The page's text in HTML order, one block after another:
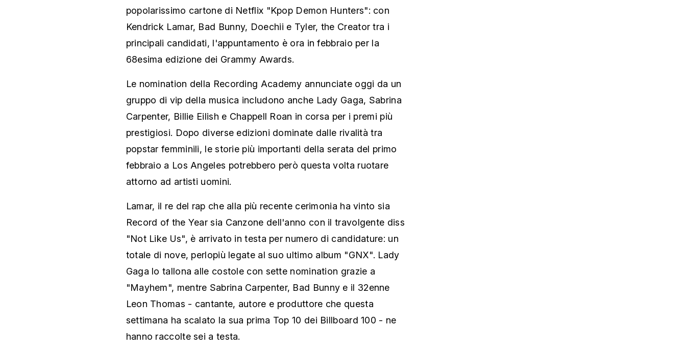
popolarissimo cartone di Netflix "Kpop Demon Hunters": con
Kendrick Lamar, Bad Bunny, Doechii e Tyler, the Creator tra i
principali candidati, l'appuntamento è ora in febbraio per la
68esima edizione dei Grammy Awards.
Le nomination della Recording Academy annunciate oggi da un
gruppo di vip della musica includono anche Lady Gaga, Sabrina
Carpenter, Billie Eilish e Chappell Roan in corsa per i premi più
prestigiosi. Dopo diverse edizioni dominate dalle rivalità tra
popstar femminili, le storie più importanti della serata del primo
febbraio a Los Angeles potrebbero però questa volta ruotare
attorno ad artisti uomini.
Lamar, il re del rap che alla più recente cerimonia ha vinto sia
Record of the Year sia Canzone dell'anno con il travolgente diss
"Not Like Us", è arrivato in testa per numero di candidature: un
totale di nove, perlopiù legate al suo ultimo album "GNX". Lady
Gaga lo tallona alle costole con sette nomination grazie a
"Mayhem", mentre Sabrina Carpenter, Bad Bunny e il 32enne
Leon Thomas - cantante, autore e produttore che questa
settimana ha scalato la sua prima Top 10 dei Billboard 100 - ne
hanno raccolte sei a testa.